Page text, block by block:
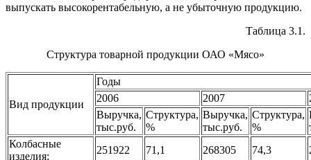
выпускать высокорентабельную, а не убыточную продукцию.
Таблица 3.1.
Структура товарной продукции ОАО «Мясо»
Вид продукции
Годы
2006
2007
Выручка,
тыс.руб.
Структура,
%
Выручка,
тыс.руб.
Структура,
%
Колбасные
изделия:
251922 71,1 268305 74,3